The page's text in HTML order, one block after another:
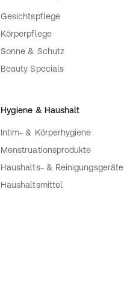
Gesichtspflege
Körperpflege
Sonne & Schutz
Beauty Specials
Hygiene & Haushalt
Intim- & Körperhygiene
Menstruationsprodukte
Haushalts- & Reinigungsgeräte
Haushaltsmittel